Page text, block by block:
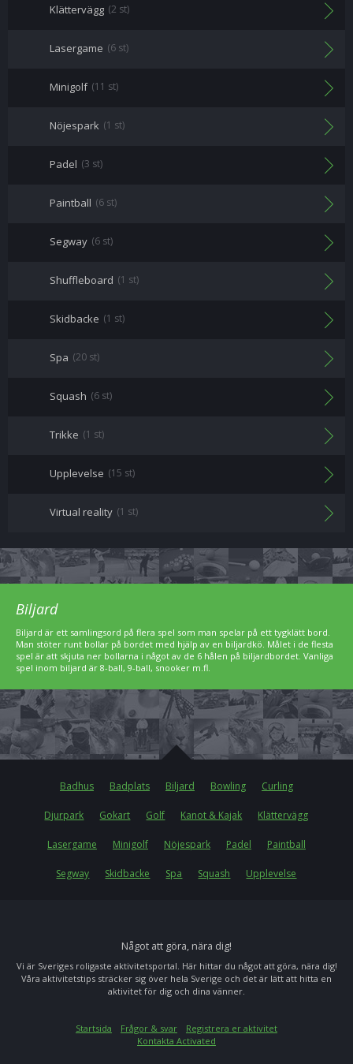
Klättervägg (2 st)
Lasergame (6 st)
Minigolf (11 st)
Nöjespark (1 st)
Padel (3 st)
Paintball (6 st)
Segway (6 st)
Shuffleboard (1 st)
Skidbacke (1 st)
Spa (20 st)
Squash (6 st)
Trikke (1 st)
Upplevelse (15 st)
Virtual reality (1 st)
Biljard
Biljard är ett samlingsord på flera spel som man spelar på ett tygklätt bord.
Man stöter runt bollar på bordet med hjälp av en biljardkö. Målet i de flesta
spel är att skjuta ner bollarna i något av de 6 hålen på biljardbordet. Vanliga
spel inom biljard är 8-ball, 9-ball, snooker m.fl.
Badhus Badplats Biljard Bowling Curling
Djurpark Gokart Golf Kanot & Kajak Klättervägg
Lasergame Minigolf Nöjespark Padel Paintball
Segway Skidbacke Spa Squash Upplevelse
Något att göra, nära dig!
Vi är Sveriges roligaste aktivitetsportal. Här hittar du något att göra, nära dig!
Våra aktivitetstips sträcker sig över hela Sverige och det är lätt att hitta en
aktivitet för dig och dina vänner.
Startsida Frågor & svar
Registrera er aktivitet
Kontakta Activated